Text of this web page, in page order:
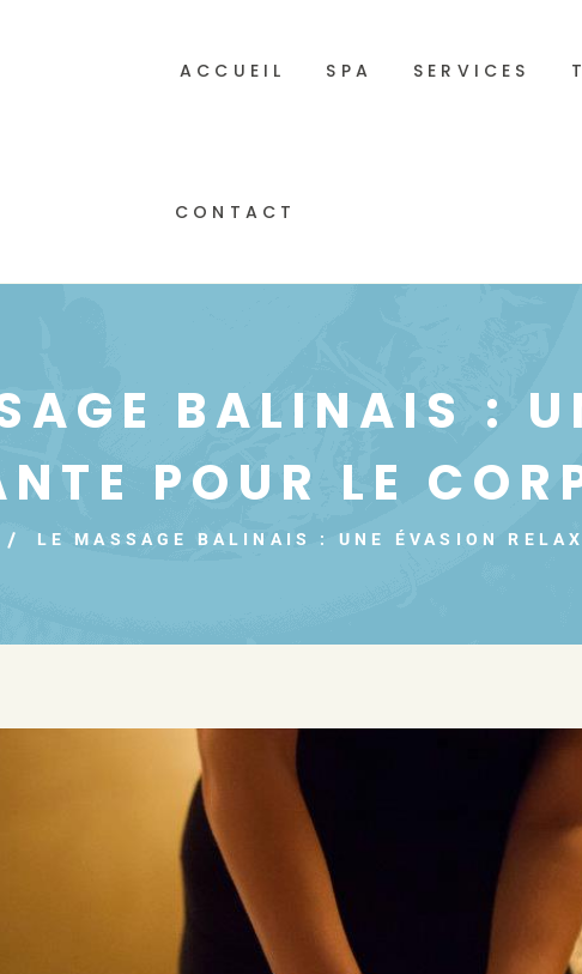
ACCUEIL SPA SERVICES
CONTACT
BALINAIS :
POUR LE
LE MASSAGE BALINAIS : UNE ÉVASION